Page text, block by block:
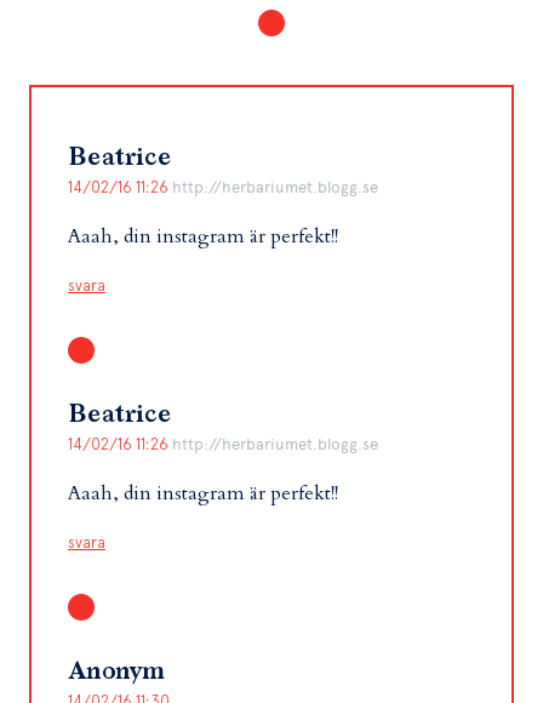
Beatrice
14/02/16 11:26 http://herbariumet.blogg.se
Aaah, din instagram är perfekt!!
svara
Beatrice
14/02/16 11:26 http://herbariumet.blogg.se
Aaah, din instagram är perfekt!!
svara
Anonym